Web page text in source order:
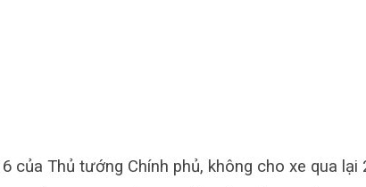
của Thủ tướng Chính phủ, không cho xe qua lại